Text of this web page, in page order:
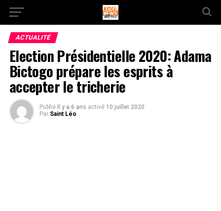
ACTUALITÉ
Election Présidentielle 2020: Adama
Bictogo prépare les esprits à
accepter le tricherie
Publié Il y a 6 ans activé 10 juillet 2020
Par Saint Léo